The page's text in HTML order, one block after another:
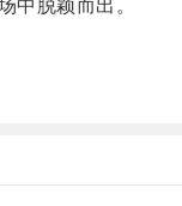
脱颖而出。